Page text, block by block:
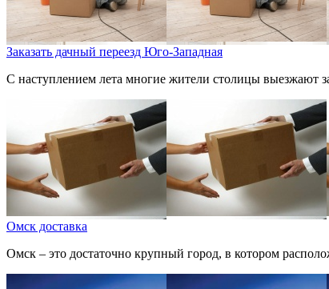
Заказать дачный переезд Юго-Западная
С наступлением лета многие жители столицы выезжают
Омск доставка
Омск – это достаточно крупный город, в котором